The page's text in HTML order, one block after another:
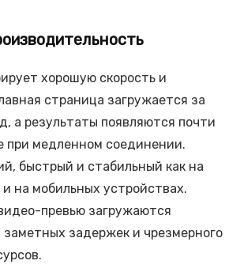
хорошую скорость и
страница загружается за
а результаты появляются почти
при медленном соединении.
быстрый и стабильный как на
на мобильных устройствах.
превью загружаются
заметных задержек и чрезмерного